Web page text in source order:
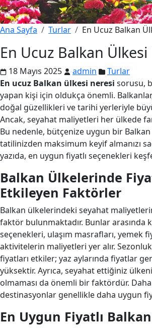
Ana Sayfa Turlar En Ucuz Balkan
En Ucuz Balkan
18 Mayıs 2025 admin
Turlar
En ucuz Balkan ülkesi neresi sorusu,
yapan kişi için oldukça önemli.
doğal güzellikleri ve tarihi yerleriyle
Ancak, seyahat maliyetleri her ülkede
Bu nedenle, bütçenize uygun bir
tatilinizden maksimum keyif almanızı
yazıda, en uygun fiyatlı seçenekleri
Balkan Ülkelerinde
Etkileyen Faktörler
Balkan ülkelerindeki seyahat
faktör bulunmaktadır. Bunlar arasında
seçenekleri, ulaşım masrafları, yemek
aktivitelerin maliyetleri yer alır.
fiyatları etkiler; yaz aylarında fiyatlar
yüksektir. Ayrıca, seyahat ettiğiniz
olmaması da önemli bir faktördür.
destinasyonlar genellikle daha uygun
En Uygun Fiyatlı